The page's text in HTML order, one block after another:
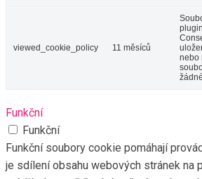
viewed_cookie_policy 11 měsíců
nebo
Funkční
Funkční
Funkční soubory cookie pomáhají
je sdílení obsahu webových stránek na